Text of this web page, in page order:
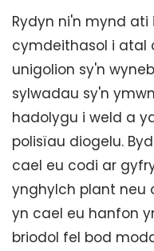
Rydyn ni'n mynd
cymdeithasol i atal
unigolion sy'n
sylwadau sy'n
hadolygu i weld a
polisïau diogelu.
cael eu codi ar
ynghylch plant neu
yn cael eu hanfon
briodol fel bod